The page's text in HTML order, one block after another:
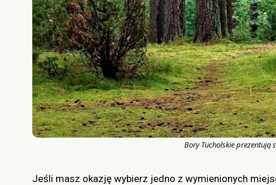
Bory Tucholskie prezentują
Jeśli masz okazję wybierz jedno z wymienionych